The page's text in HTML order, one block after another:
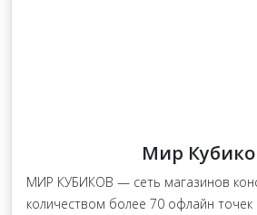
Мир
МИР КУБИКОВ — сеть магазинов
количеством более 70 офлайн точек